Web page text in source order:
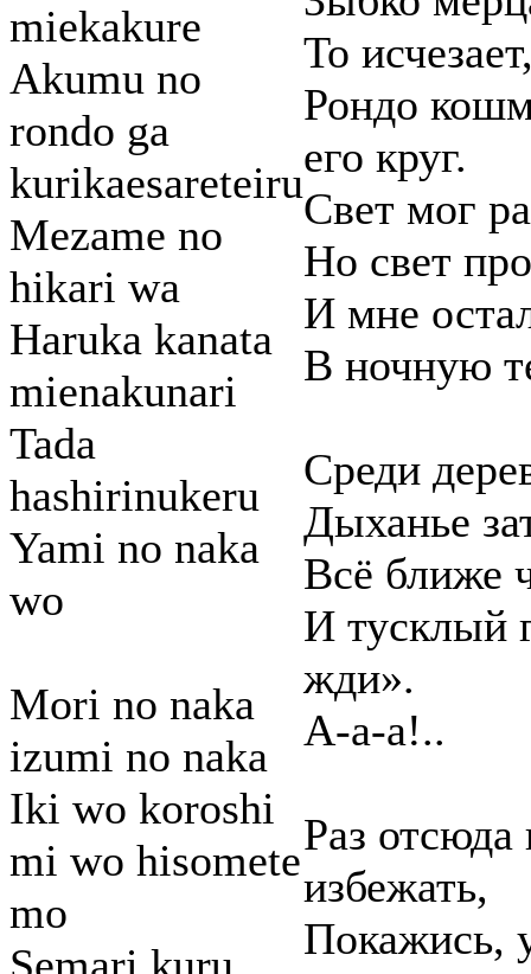
miekakure
Akumu no
rondo ga
kurikaesareteiru
Mezame no
hikari wa
Haruka kanata
mienakunari
Tada
hashirinukeru
Yami no naka
wo
Mori no naka
izumi no naka
Iki wo koroshi
mi wo hisomete
mo
То
Рондо
его круг.
Свет мог
Но свет
И мне
В ночную
Среди
Дыханье
Всё ближе
И тусклый
жди».
А-а-а!..
Раз отсюда
избежать,
Покажись,